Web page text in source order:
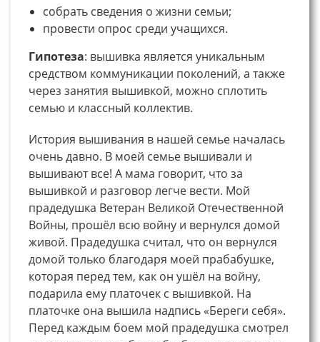
собрать сведения о жизни семьи;
провести опрос среди учащихся.
Гипотеза: вышивка является уникальным
средством коммуникации поколений, а также
через занятия вышивкой, можно сплотить
семью и классный коллектив.
История вышивания в нашей семье началась
очень давно. В моей семье вышивали и
вышивают все! А мама говорит, что за
вышивкой и разговор легче вести. Мой
прадедушка Ветеран Великой Отечественной
Войны, прошёл всю войну и вернулся домой
живой. Прадедушка считал, что он вернулся
домой только благодаря моей прабабушке,
которая перед тем, как он ушёл на войну,
подарила ему платочек с вышивкой. На
платочке она вышила надпись «Береги себя».
Перед каждым боем мой прадедушка смотрел